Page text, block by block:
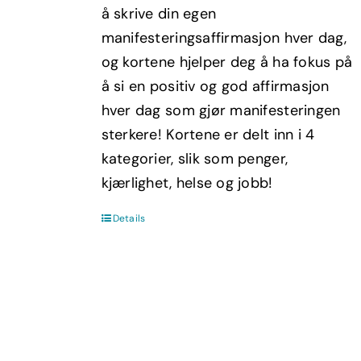
å skrive din egen
manifesteringsaffirmasjon hver dag,
og kortene hjelper deg å ha fokus på
å si en positiv og god affirmasjon
hver dag som gjør manifesteringen
sterkere! Kortene er delt inn i 4
kategorier, slik som penger,
kjærlighet, helse og jobb!
Details